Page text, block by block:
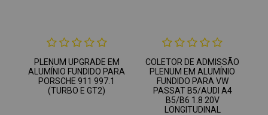
PLENUM UPGRADE EM
ALUMÍNIO FUNDIDO PARA
PORSCHE 911 997.1
(TURBO E GT2)
COLETOR DE ADMISSÃO
PLENUM EM ALUMÍNIO
FUNDIDO PARA VW
PASSAT B5/AUDI A4
B5/B6 1.8 20V
LONGITUDINAL